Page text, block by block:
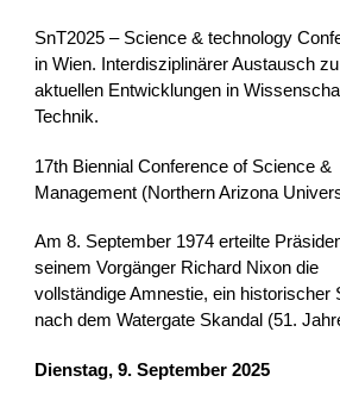
SnT2025 – Science & technology
in Wien. Interdisziplinärer Austausch zu
aktuellen Entwicklungen in
Technik.
17th Biennial Conference of Science &
Management (Northern Arizona
Am 8. September 1974 erteilte
seinem Vorgänger Richard Nixon die
vollständige Amnestie, ein historischer
nach dem Watergate Skandal (51.
Dienstag, 9. September 2025